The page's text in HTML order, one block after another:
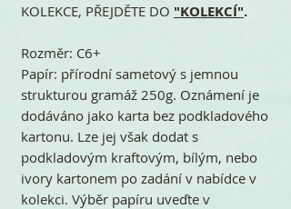
KOLEKCE, PŘEJDĚTE DO "KOLEKCÍ".
Rozměr: C6+
Papír: přírodní sametový s jemnou
strukturou gramáž 250g. Oznámení je
dodáváno jako karta bez podkladového
kartonu. Lze jej však dodat s
podkladovým kraftovým, bílým, nebo
ivory kartonem po zadání v nabídce v
kolekci. Výběr papíru uveďte v